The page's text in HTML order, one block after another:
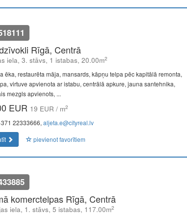
Rīgā, Centrā
iela, 3. stāvs, 1 istabas, 20.00m2
ēka, restaurēta māja, mansards, kāpņu telpa pēc kapitālā remonta,
virtuve apvienota ar istabu, centrālā apkure, jauna santehnika,
mezgls apvienots, ...
EUR 19 EUR / m2
22333666, aljeta.e@cityreal.lv
pievienot favorītiem
komerctelpas Rīgā, Centrā
iela, 1. stāvs, 5 istabas, 117.00m2